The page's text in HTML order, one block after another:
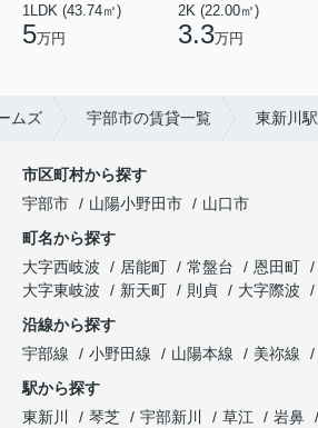
1LDK (43.74㎡)
5万円
2K (22.00㎡)
3.3万円
ムズ 宇部市の賃貸一覧 東新川駅
市区町村から探す
宇部市
山陽小野田市
山口市
町名から探す
大字西岐波
居能町 常盤台 恩田町
大字東岐波
新天町 則貞 大字際波
沿線から探す
宇部線
小野田線 山陽本線 美祢線
駅から探す
東新川
琴芝 宇部新川 草江 岩鼻